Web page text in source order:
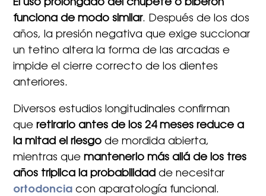
El uso prolongado del chupete o biberón
funciona de modo similar. Después de los dos
años, la presión negativa que exige succionar
un tetino altera la forma de las arcadas e
impide el cierre correcto de los dientes
anteriores.
Diversos estudios longitudinales confirman
que retirarlo antes de los 24 meses reduce a
la mitad el riesgo de mordida abierta,
mientras que mantenerlo más allá de los tres
años triplica la probabilidad de necesitar
ortodoncia con aparatología funcional.